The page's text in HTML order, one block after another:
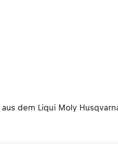
dem Liqui Moly